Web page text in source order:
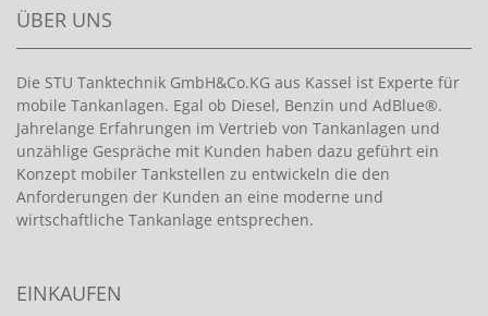
ÜBER UNS
Die STU Tanktechnik GmbH&Co.KG aus Kassel ist Experte für
mobile Tankanlagen. Egal ob Diesel, Benzin und AdBlue®.
Jahrelange Erfahrungen im Vertrieb von Tankanlagen und
unzählige Gespräche mit Kunden haben dazu geführt ein
Konzept mobiler Tankstellen zu entwickeln die den
Anforderungen der Kunden an eine moderne und
wirtschaftliche Tankanlage entsprechen.
EINKAUFEN